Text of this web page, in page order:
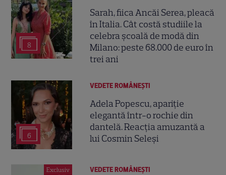
8
Sarah, fiica Ancăi Serea, pleacă
în Italia. Cât costă studiile la
celebra școală de modă din
Milano: peste 68.000 de euro în
trei ani
6
VEDETE ROMÂNEŞTI
Adela Popescu, apariție
elegantă într-o rochie din
dantelă. Reacția amuzantă a
lui Cosmin Seleși
Exclusiv VEDETE ROMÂNEŞTI